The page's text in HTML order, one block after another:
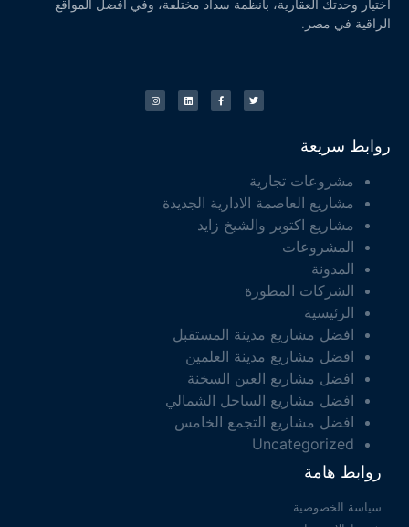
اختيار وحدتك العقارية، بأنظمة سداد مختلفة، وفي أفضل المواقع
الراقية في مصر.
روابط سريعة
مشروعات تجارية
مشاريع العاصمة الادارية الجديدة
مشاريع اكتوبر والشيخ زايد
المشروعات
المدونة
الشركات المطورة
الرئيسية
افضل مشاريع مدينة المستقبل
افضل مشاريع مدينة العلمين
افضل مشاريع العين السخنة
افضل مشاريع الساحل الشمالي
افضل مشاريع التجمع الخامس
Uncategorized
روابط هامة
سياسة الخصوصية